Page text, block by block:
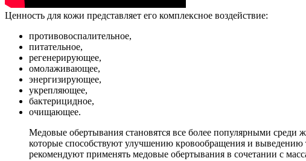
Ценность для кожи представляет его комплексное воздействие:
противовоспалительное,
питательное,
регенерирующее,
омолаживающее,
энергизирующее,
укрепляющее,
бактерицидное,
очищающее.
Медовые обертывания становятся все более популярными
которые способствуют улучшению кровообращения и
рекомендуют применять медовые обертывания в сочетании с